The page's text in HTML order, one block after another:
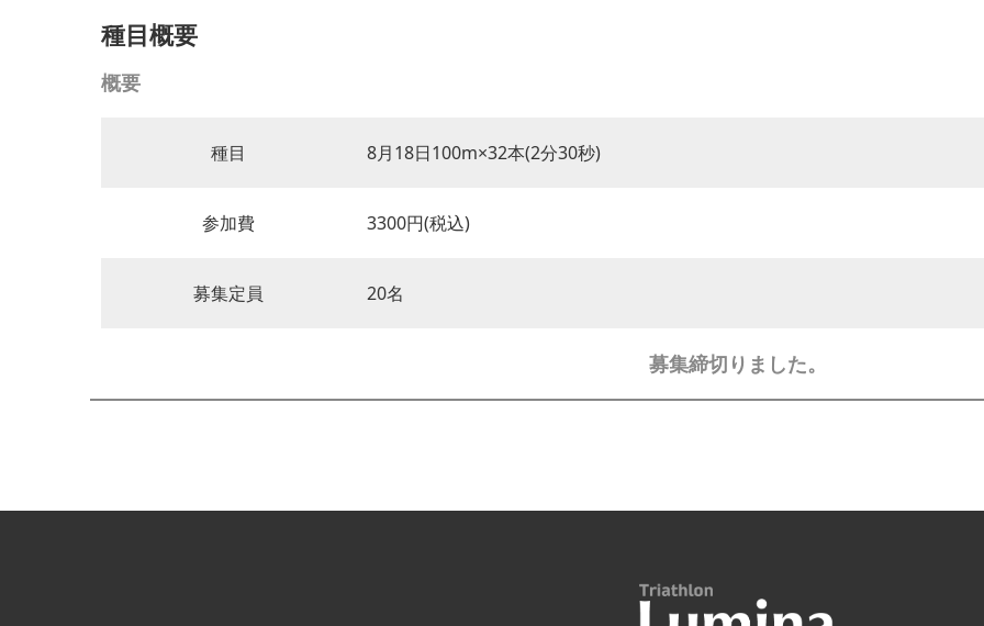
種目概要
概要
種目 8月18日100m×32本(2分30秒)
参加費 3300円(税込)
募集定員 20名
募集締切りました。